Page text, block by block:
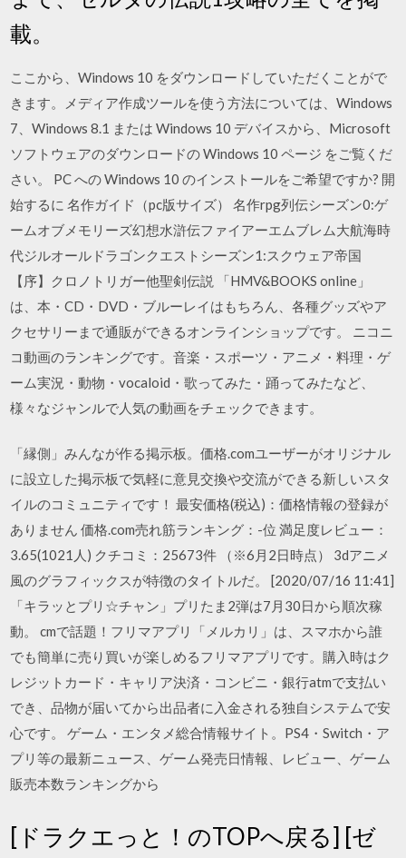
載。
ここから、Windows 10 をダウンロードしていただくことがで
きます。メディア作成ツールを使う方法については、Windows
7、Windows 8.1 または Windows 10 デバイスから、Microsoft
ソフトウェアのダウンロードの Windows 10 ページ をご覧くだ
さい。 PC への Windows 10 のインストールをご希望ですか? 開
始するに 名作ガイド（pc版サイズ） 名作rpg列伝シーズン0:ゲ
ームオブメモリーズ幻想水滸伝ファイアーエムブレム大航海時
代ジルオールドラゴンクエストシーズン1:スクウェア帝国
【序】クロノトリガー他聖剣伝説 「HMV&BOOKS online」
は、本・CD・DVD・ブルーレイはもちろん、各種グッズやア
クセサリーまで通販ができるオンラインショップです。 ニコニ
コ動画のランキングです。音楽・スポーツ・アニメ・料理・ゲ
ーム実況・動物・vocaloid・歌ってみた・踊ってみたなど、
様々なジャンルで人気の動画をチェックできます。
「縁側」みんなが作る掲示板。価格.comユーザーがオリジナル
に設立した掲示板で気軽に意見交換や交流ができる新しいスタ
イルのコミュニティです！ 最安価格(税込)：価格情報の登録が
ありません 価格.com売れ筋ランキング：-位 満足度レビュー：
3.65(1021人) クチコミ：25673件 （※6月2日時点） 3dアニメ
風のグラフィックスが特徴のタイトルだ。 [2020/07/16 11:41]
「キラッとプリ☆チャン」プリたま2弾は7月30日から順次稼
動。 cmで話題！フリマアプリ「メルカリ」は、スマホから誰
でも簡単に売り買いが楽しめるフリマアプリです。購入時はク
レジットカード・キャリア決済・コンビニ・銀行atmで支払い
でき、品物が届いてから出品者に入金される独自システムで安
心です。 ゲーム・エンタメ総合情報サイト。PS4・Switch・ア
プリ等の最新ニュース、ゲーム発売日情報、レビュー、ゲーム
販売本数ランキングから
[ドラクエっと！のTOPへ戻る] [ゼ